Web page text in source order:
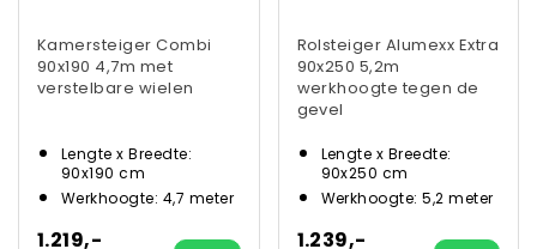
Kamersteiger Combi
90x190 4,7m met
verstelbare wielen
Lengte x Breedte:
90x190 cm
Werkhoogte: 4,7 meter
1.219,-
Rolsteiger Alumexx Extra
90x250 5,2m
werkhoogte tegen de
gevel
Lengte x Breedte:
90x250 cm
Werkhoogte: 5,2 meter
1.239,-